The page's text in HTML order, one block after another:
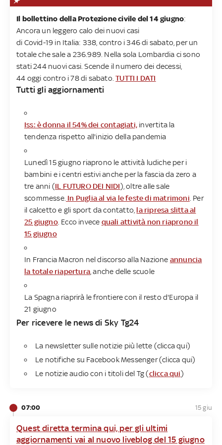
Il bollettino della Protezione civile del 14 giugno:
Ancora un leggero calo dei nuovi casi
di Covid-19 in Italia: 338, contro i 346 di sabato, per un
totale che sale a 236.989. Nella sola Lombardia ci sono
stati 244 nuovi casi. Scende il numero dei decessi,
44 oggi contro i 78 di sabato.TUTTI I DATI
Tutti gli aggiornamenti
Iss: è donna il 54% dei contagiati, invertita la
tendenza rispetto all'inizio della pandemia
Lunedì 15 giugno riaprono le attività ludiche per i
bambini e i centri estivi anche per la fascia da zero a
tre anni (IL FUTURO DEI NIDI), oltre alle sale
scommesse. In Puglia al via le feste di matrimoni . Per
il calcetto e gli sport da contatto, la ripresa slitta al
25 giugno. Ecco invece quali attività non riaprono il
15 giugno
In Francia Macron nel discorso alla Nazione annuncia
la totale riapertura , anche delle scuole
La Spagna riaprirà le frontiere con il resto d'Europa il
21 giugno
Per ricevere le news di Sky Tg24
La newsletter sulle notizie più lette (clicca qui)
Le notifiche su Facebook Messenger (clicca qui)
Le notizie audio con i titoli del Tg (clicca qui)
07:00 15 giu
Quest diretta termina qui, per gli ultimi
aggiornamenti vai al nuovo liveblog del 15 giugno